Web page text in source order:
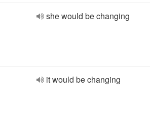
she would be changing
it would be changing